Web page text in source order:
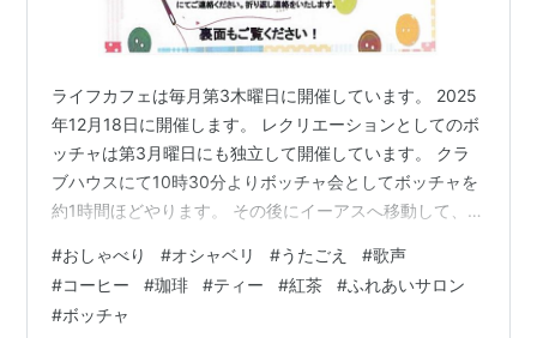
ライフカフェは毎月第3木曜日に開催しています。 2025
年12月18日に開催します。 レクリエーションとしてのボ
ッチャは第3月曜日にも独立して開催しています。 クラ
ブハウスにて10時30分よりボッチャ会としてボッチャを
約1時間ほどやります。 その後にイーアスへ移動して、ラ
ャラン会」と言っています。 自分も含めてシルバーさん
は独り身が多いので、テレビを見ながら食事をする事が
多いのではと思います。話が絶えない多人数でのランチ
#おしゃべり #オシャベリ #うたごえ #歌声
#コーヒー #珈琲 #ティー #紅茶 #ふれあいサロン
#ボッチャ